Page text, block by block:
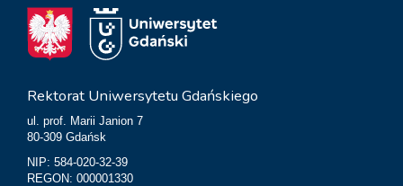
Rektorat Uniwersytetu Gdańskiego
ul. prof. Marii Janion 7
80-309 Gdańsk
NIP: 584-020-32-39
REGON: 000001330